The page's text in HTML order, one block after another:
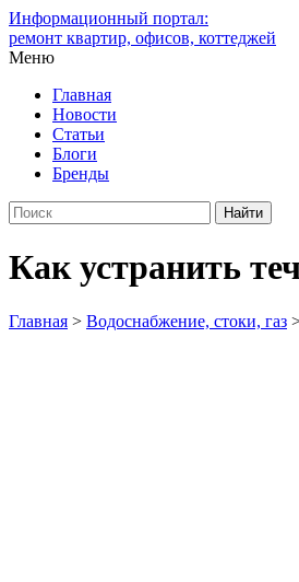
Информационный портал:
ремонт квартир, офисов, коттеджей
Меню
Главная
Новости
Статьи
Блоги
Бренды
Как устранить
Главная > Водоснабжение, стоки, газ